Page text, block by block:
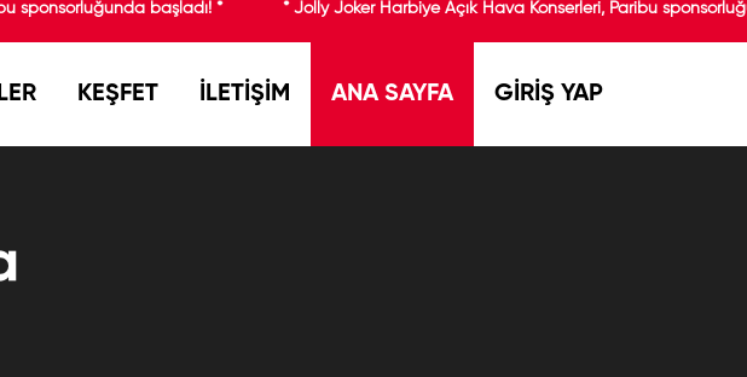
sponsorluğunda başladı! * * Jolly Joker Harbiye Açık Hava Konserleri, Paribu
KEŞFET İLETİŞİM ANA SAYFA GİRİŞ YAP